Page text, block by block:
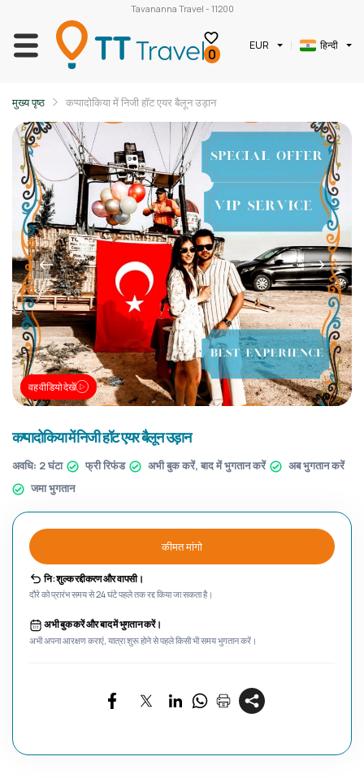
Tavananna Travel - 11200
0 EUR हिन्दी
मुख्य पृष्ठ कप्पादोकिया में निजी हॉट एयर बैलून उड़ान
वह वीडियो देखें
कप्पादोकिया में निजी हॉट एयर बैलून उड़ान
अवधि: 2 घंटा फ्री रिफंड अभी बुक करें, बाद में भुगतान करें
अब भुगतान करें
जमा भुगतान
कीमत मांगो
नि: शुल्क रद्दीकरण और वापसी।
दौरे को प्रारंभ समय से 24 घंटे पहले तक रद्द किया जा सकता है।
अभी बुक करें और बाद में भुगतान करें।
अभी अपना आरक्षण कराएं, यात्रा शुरू होने से पहले किसी भी समय भुगतान करें।